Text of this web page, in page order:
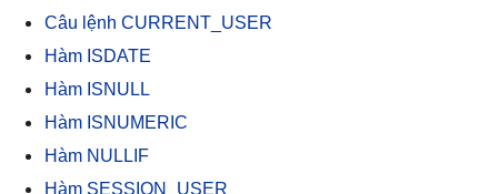
Câu lệnh CURRENT_USER
Hàm ISDATE
Hàm ISNULL
Hàm ISNUMERIC
Hàm NULLIF
Hàm SESSION_USER